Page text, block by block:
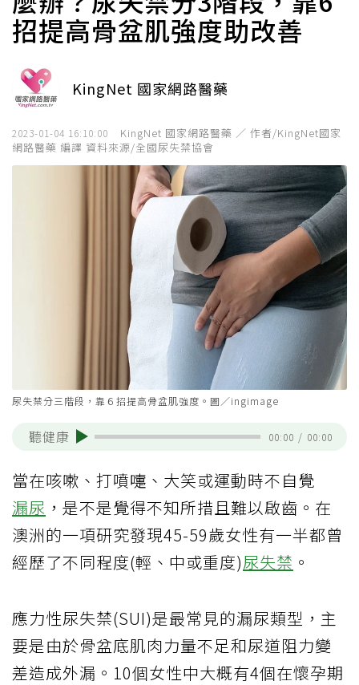
招提高骨盆肌強度助改善
KingNet 國家網路醫藥
2023-01-04 16:10:00
KingNet 國家網路醫藥 ／ 作者/KingNet國家
網路醫藥 編譯 資料來源/全國尿失禁協會
尿失禁分三階段，靠６招提高骨盆肌強度。圖／ingimage
聽健康 00:00 / 00:00
當在咳嗽、打噴嚏、大笑或運動時不自覺
漏尿 ，是不是覺得不知所措且難以啟齒。在
澳洲的一項研究發現45-59歲女性有一半都曾
經歷了不同程度(輕、中或重度)尿失禁 。
應力性尿失禁(SUI)是最常見的漏尿類型，主
要是由於骨盆底肌肉力量不足和尿道阻力變
差造成外漏。10個女性中大概有4個在懷孕期